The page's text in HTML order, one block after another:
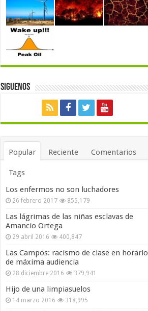
Siguenos
Popular Reciente Comentarios
Tags
Los enfermos no son luchadores
26 febrero 2017 855,179
Las lágrimas de las niñas esclavas de
Amancio Ortega
29 abril 2016 400,847
Las Campos: racismo de clase en horario
de máxima audiencia
28 diciembre 2016 379,941
Hijo de una limpiasuelos
14 marzo 2016 318,995